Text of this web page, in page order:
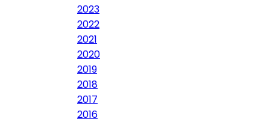
2023
2022
2021
2020
2019
2018
2017
2016